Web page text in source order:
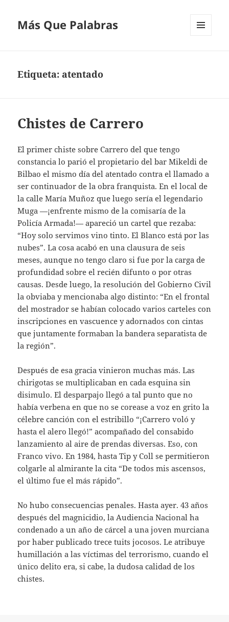
Más Que Palabras
Etiqueta: atentado
Chistes de Carrero
El primer chiste sobre Carrero del que tengo
constancia lo parió el propietario del bar Mikeldi de
Bilbao el mismo día del atentado contra el llamado a
ser continuador de la obra franquista. En el local de
la calle María Muñoz que luego sería el legendario
Muga —¡enfrente mismo de la comisaría de la
Policía Armada!— apareció un cartel que rezaba:
“Hoy solo servimos vino tinto. El Blanco está por las
nubes”. La cosa acabó en una clausura de seis
meses, aunque no tengo claro si fue por la carga de
profundidad sobre el recién difunto o por otras
causas. Desde luego, la resolución del Gobierno Civil
la obviaba y mencionaba algo distinto: “En el frontal
del mostrador se habían colocado varios carteles con
inscripciones en vascuence y adornados con cintas
que juntamente formaban la bandera separatista de
la región”.
Después de esa gracia vinieron muchas más. Las
chirigotas se multiplicaban en cada esquina sin
disimulo. El desparpajo llegó a tal punto que no
había verbena en que no se corease a voz en grito la
célebre canción con el estribillo “¡Carrero voló y
hasta el alero llegó!” acompañado del consabido
lanzamiento al aire de prendas diversas. Eso, con
Franco vivo. En 1984, hasta Tip y Coll se permitieron
colgarle al almirante la cita “De todos mis ascensos,
el último fue el más rápido”.
No hubo consecuencias penales. Hasta ayer. 43 años
después del magnicidio, la Audiencia Nacional ha
condenado a un año de cárcel a una joven murciana
por haber publicado trece tuits jocosos. Le atribuye
humillación a las víctimas del terrorismo, cuando el
único delito era, si cabe, la dudosa calidad de los
chistes.